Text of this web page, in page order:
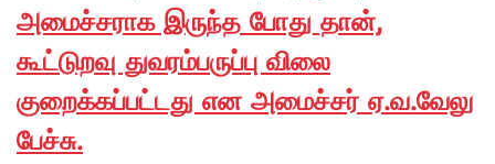
அமைச்சராக இருந்த போது தான்,
கூட்டுறவு துவரம்பருப்பு விலை
குறைக்கப்பட்டது என அமைச்சர் ஏ.வ.வேலு
பேச்சு.